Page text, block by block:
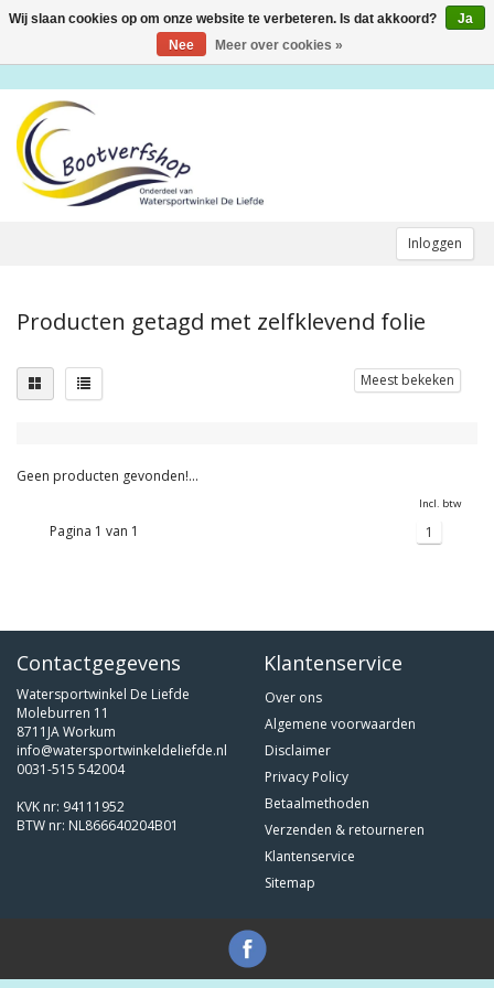
Inloggen
Toggle
Producten getagd met zelfklevend folie
Meest bekeken
Geen producten gevonden!...
Incl. btw
Pagina 1 van 1 1
Contactgegevens
Watersportwinkel De Liefde
Moleburren 11
8711JA Workum
info@watersportwinkeldeliefde.nl
0031-515 542004
KVK nr: 94111952
BTW nr: NL866640204B01
Klantenservice
Over ons
Algemene voorwaarden
Disclaimer
Privacy Policy
Betaalmethoden
Verzenden & retourneren
Klantenservice
Sitemap
Wij slaan cookies op om onze website te verbeteren. Is dat akkoord?
Ja
Nee
Meer over cookies »